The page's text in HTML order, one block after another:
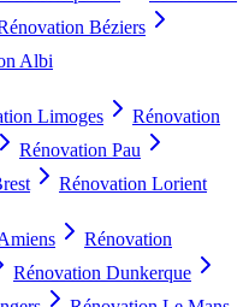
Béziers
Albi
Limoges
Rénovation
Rénovation Pau
Rénovation Lorient
Rénovation
Rénovation Dunkerque